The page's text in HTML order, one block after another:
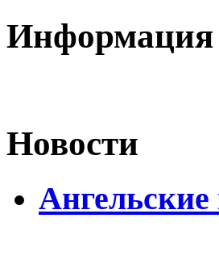
Информация
Новости
Ангельские